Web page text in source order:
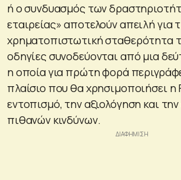
ή ο συνδυασμός των
εταιρείας» αποτελούν απειλή για
χρηματοπιστωτική σταθερότητα
οδηγίες συνοδεύονται από μια
η οποία για πρώτη φορά
πλαίσιο που θα χρησιμοποιήσει η
εντοπισμό, την αξιολόγηση και
πιθανών κινδύνων.